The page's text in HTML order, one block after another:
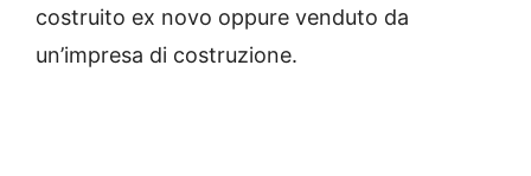
costruito ex novo oppure venduto da
un’impresa di costruzione.